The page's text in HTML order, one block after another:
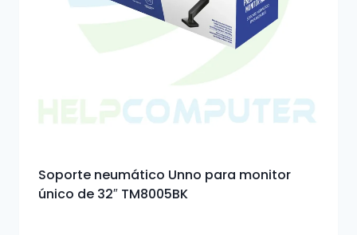
Soporte neumático Unno para monitor
único de 32″ TM8005BK